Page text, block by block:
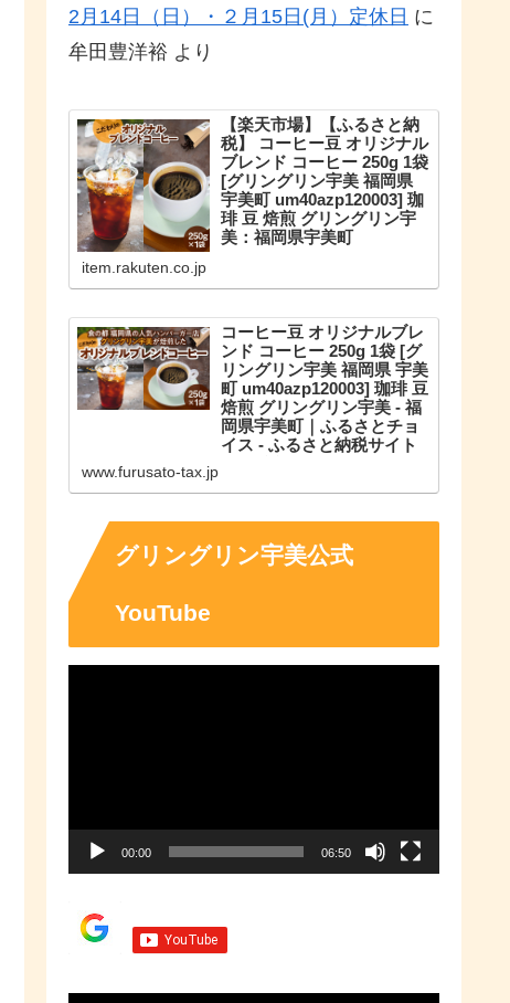
2月14日（日）・２月15日(月）定休日 に
牟田豊洋裕 より
【楽天市場】【ふるさと納
税】 コーヒー豆 オリジナル
ブレンド コーヒー 250g 1袋
[グリングリン宇美 福岡県
宇美町 um40azp120003] 珈
琲 豆 焙煎 グリングリン宇
美：福岡県宇美町
ジナルブレンド コーヒー 250g 1袋
item.rakuten.co.jp
コーヒー豆 オリジナルブレ
ンド コーヒー 250g 1袋 [グ
リングリン宇美 福岡県 宇美
町 um40azp120003] 珈琲 豆
焙煎 グリングリン宇美 - 福
岡県宇美町｜ふるさとチョ
イス - ふるさと納税サイト
満載のふるさと納税No.1サイト
の魅力を知ったうえで、あなたが
応援したい地域に簡単・便利にふ
るさと納税で寄付ができます。
www.furusato-tax.jp
グリングリン宇美公式
YouTube
00:00 06:50